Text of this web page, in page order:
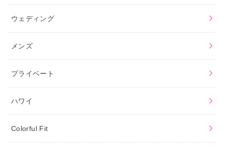
ウェディング
メンズ
プライベート
ハワイ
Colorful Fit